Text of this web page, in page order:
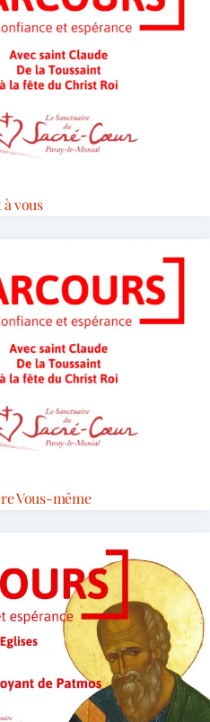
à vous
Vous-même